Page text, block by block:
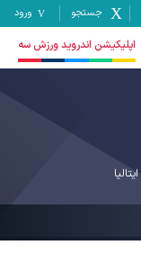
جستجو ورود
اپلیکیشن اندروید ورزش سه
ایتالیا